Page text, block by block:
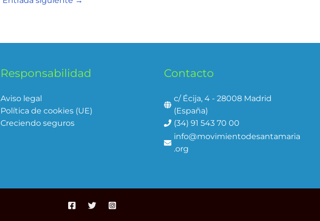
Responsabilidad
Aviso legal
Política de cookies (UE)
Creciendo seguros
Contacto
c/ Écija, 4 - 28008 Madrid
(España)
(34) 91 543 70 00
info@movimientodesantamaria
.org